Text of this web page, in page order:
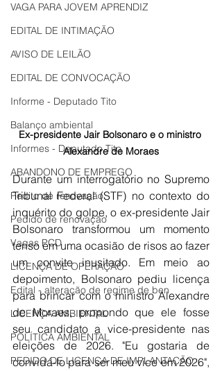
VAGA PARA JOVEM APRENDIZ
EDITAL DE INTIMAÇÃO
AVISO DE LEILÃO
EDITAL DE CONVOCAÇÃO
Informe - Deputado Tito
Balanço ambiental
Informes - Deputado Tito
ABANDONO DE EMPREGO
Pedito de renovação
Pedido de renovação
Vagas PCD
LICENÇA DE OPERAÇÃO
Edital - alteração de regime de ben
LICENÇA AMBIENTAL
POLÍTICA AMBIENTAL
PEDIDO DE LICENÇA DE IMPLANTAÇÃO
Ex-presidente Jair Bolsonaro e o ministro
Alexandre de Moraes
Durante um interrogatório no Supremo
Tribunal Federal (STF) no contexto do
inquérito do golpe, o ex-presidente Jair
Bolsonaro transformou um momento
tenso em uma ocasião de risos ao fazer
um convite inusitado. Em meio ao
depoimento, Bolsonaro pediu licença
para brincar com o ministro Alexandre
de Moraes, propondo que ele fosse
seu candidato a vice-presidente nas
eleições de 2026. "Eu gostaria de
convidá-lo para ser meu vice em 2026",